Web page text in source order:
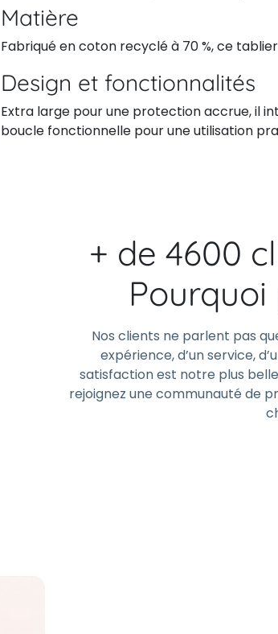
Matière
Fabriqué en coton recyclé à 70 %, ce
Design et fonctionnalités
Extra large pour une protection accrue, il
boucle fonctionnelle pour une utilisation
+ de 4600
Pourquoi
Nos clients ne parlent pas
expérience, d’un service,
satisfaction est notre plus
rejoignez une communauté de